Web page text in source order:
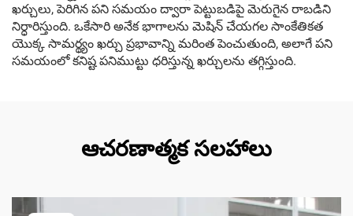
ఖర్చులు, పెరిగిన పని సమయం ద్వారా పెట్టుబడిపై మెరుగైన రాబడిని
నిర్ధారిస్తుంది. ఒకేసారి అనేక భాగాలను మెషిన్ చేయగల సాంకేతికత
యొక్క సామర్థ్యం ఖర్చు ప్రభావాన్ని మరింత పెంచుతుంది, అలాగే పని
సమయంలో కనిష్ట పనిముట్టు ధరిస్తున్న ఖర్చులను తగ్గిస్తుంది.
ఆచరణాత్మక సలహాలు